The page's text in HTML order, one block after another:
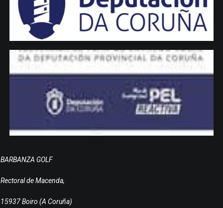
BARBANZA GOLF
Rectoral de Macenda,
15937 Boiro (A Coruña)